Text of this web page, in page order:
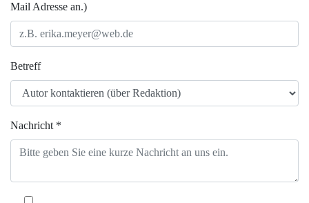
Mail Adresse an.)
Betreff
Nachricht *